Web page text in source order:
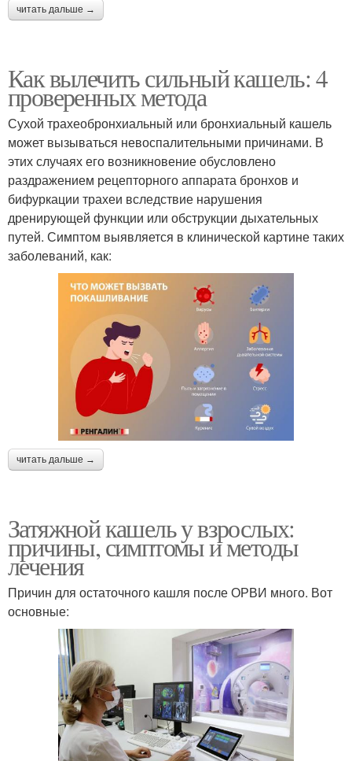
читать дальше →
Как вылечить сильный кашель: 4
проверенных метода
Сухой трахеобронхиальный или бронхиальный кашель
может вызываться невоспалительными причинами. В
этих случаях его возникновение обусловлено
раздражением рецепторного аппарата бронхов и
бифуркации трахеи вследствие нарушения
дренирующей функции или обструкции дыхательных
путей. Симптом выявляется в клинической картине таких
заболеваний, как:
читать дальше →
Затяжной кашель у взрослых:
причины, симптомы и методы
лечения
Причин для остаточного кашля после ОРВИ много. Вот
основные: